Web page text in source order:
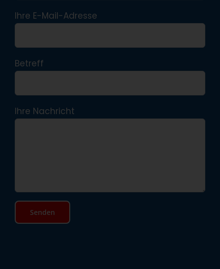
Ihre E-Mail-Adresse
Betreff
Ihre Nachricht